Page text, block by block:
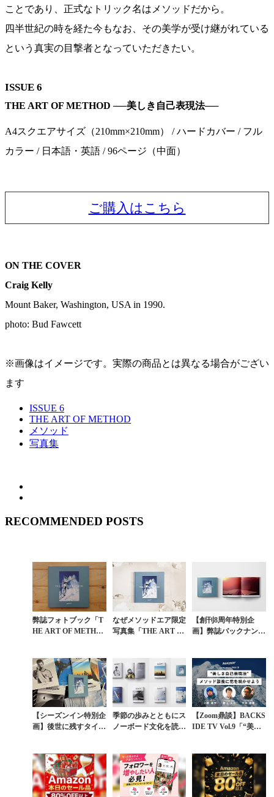
ことであり、正式なトリック名はメソッドだから。
四半世紀の時を経た今もなお、その美学が受け継がれている
という真実の目撃者となっていただきたい。
ISSUE 6
THE ART OF METHOD ──美しき自己表現法──
A4スクエアサイズ（210mm×210mm） / ハードカバー / フル
カラー / 日本語・英語 / 96ページ（中面）
ご購入はこちら
ON THE COVER
Craig Kelly
Mount Baker, Washington, USA in 1990.
photo: Bud Fawcett
※画像はイメージです。実際の商品とは異なる場合がござい
ます
ISSUE 6
THE ART OF METHOD
メソッド
写真集
RECOMMENDED POSTS
弊誌フォトブック「T
HE ART OF METHO
なぜメソッドエア限定
写真集「THE ART O
【創刊8周年特別企
画】弊誌バックナンバ
OF MET...
【シーズンイン特別企
画】後世に残すタイム
季節の歩みとともにス
ノーボード文化を読
誌創刊8周年記念セー
ル...
【Zoom鼎談】BACKS
IDE TV Vol.9「“美し
よ...